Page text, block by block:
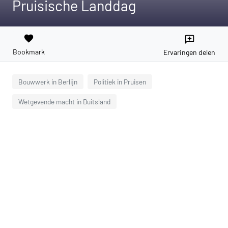
Pruisische Landdag
favorite
Bookmark
reviews
Ervaringen delen
Bouwwerk in Berlijn Politiek in Pruisen
Wetgevende macht in Duitsland